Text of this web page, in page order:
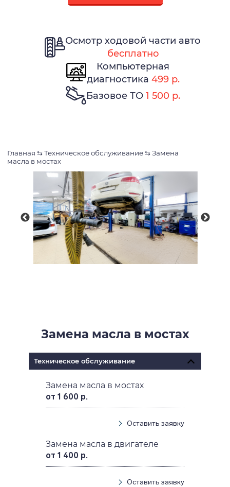
Осмотр ходовой части авто
бесплатно
Компьютерная
диагностика 499 р.
Базовое ТО 1 500 р.
Главная ⇆ Техническое обслуживание ⇆ Замена
масла в мостах
Замена масла в мостах
Техническое обслуживание
Замена масла в мостах
от 1 600 р.
Оставить заявку
Замена масла в двигателе
от 1 400 р.
Оставить заявку